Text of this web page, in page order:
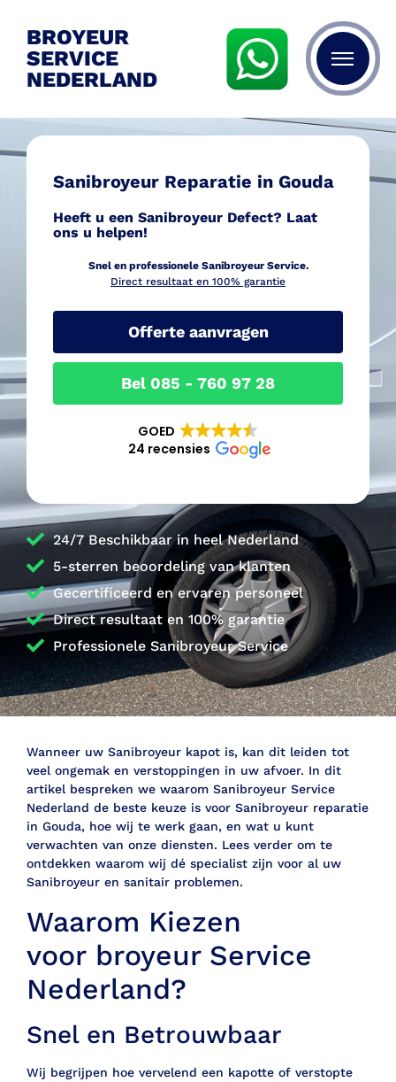
BROYEUR
SERVICE
NEDERLAND
Sanibroyeur Reparatie in Gouda
Heeft u een Sanibroyeur Defect? Laat
ons u helpen!
Snel en professionele Sanibroyeur Service.
Direct resultaat en 100% garantie
Offerte aanvragen
Bel 085 - 760 97 28
GOED
24 recensies
24/7 Beschikbaar in heel Nederland
5-sterren beoordeling van klanten
Gecertificeerd en ervaren personeel
Direct resultaat en 100% garantie
Professionele Sanibroyeur Service
Wanneer uw Sanibroyeur kapot is, kan dit leiden tot
veel ongemak en verstoppingen in uw afvoer. In dit
artikel bespreken we waarom Sanibroyeur Service
Nederland de beste keuze is voor Sanibroyeur reparatie
in Gouda, hoe wij te werk gaan, en wat u kunt
verwachten van onze diensten. Lees verder om te
ontdekken waarom wij dé specialist zijn voor al uw
Sanibroyeur en sanitair problemen.
Waarom Kiezen
voor broyeur Service
Nederland?
Snel en Betrouwbaar
Wij begrijpen hoe vervelend een kapotte of verstopte